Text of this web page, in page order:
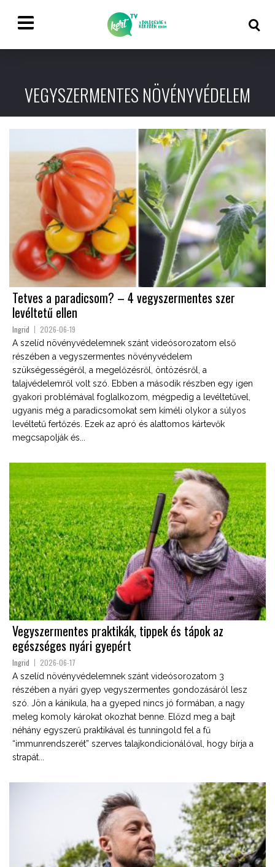
VEGYSZERMENTES NÖVÉNYVÉDELEM
Tetves a paradicsom? – 4 vegyszermentes szer
levéltetű ellen
Ingrid 2026-06-19
A szelíd növényvédelemnek szánt videósorozatom első
részében a vegyszermentes növényvédelem
szükségességéről, a megelőzésről, öntözésről, a
talajvédelemről volt szó. Ebben a második részben egy igen
gyakori problémával foglalkozom, mégpedig a levéltetűvel,
ugyanis még a paradicsomokat sem kíméli olykor a súlyos
levéltetű fertőzés. Ezek az apró és alattomos kártevők
megcsapolják és...
Vegyszermentes praktikák, tippek és tápok az
egészséges nyári gyepért
Ingrid 2026-06-17
A szelíd növényvédelemnek szánt videósorozatom 3
részében a nyári gyep vegyszermentes gondozásáról lesz
szó. Jön a kánikula, ha a gyeped nincs jó formában, a nagy
meleg komoly károkat okozhat benne. Előzd meg a bajt
néhány egyszerű praktikával és tunningold fel a fű
“immunrendszerét” szerves talajkondicionálóval, hogy bírja a
strapát...